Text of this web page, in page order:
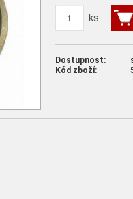
ks
Dostupnost:
Kód zboží: